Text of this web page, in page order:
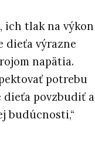
ich tlak na výkon
dieťa výrazne
napätia.
potrebu
dieťa povzbudiť a
budúcnosti,“